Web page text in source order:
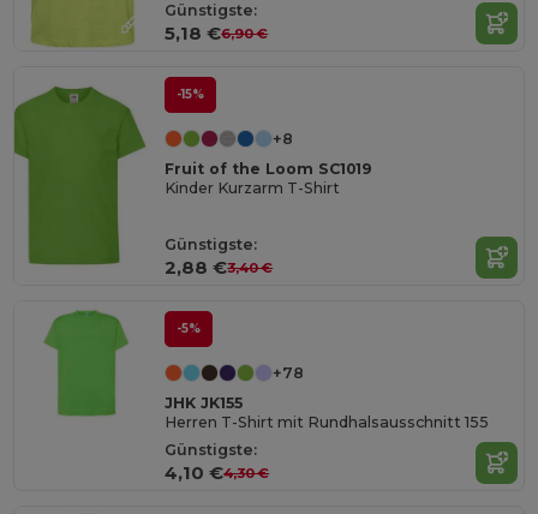
Günstigste:
5,18 €6,90 €
-15%
+8
Fruit of the Loom SC1019
Kinder Kurzarm T-Shirt
Günstigste:
2,88 €3,40 €
-5%
+78
JHK JK155
Herren T-Shirt mit Rundhalsausschnitt 155
Günstigste:
4,10 €4,30 €